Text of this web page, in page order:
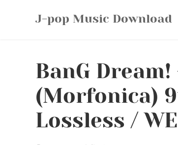
J-pop Music Download
BanG
(Morfonica)
Lossless /